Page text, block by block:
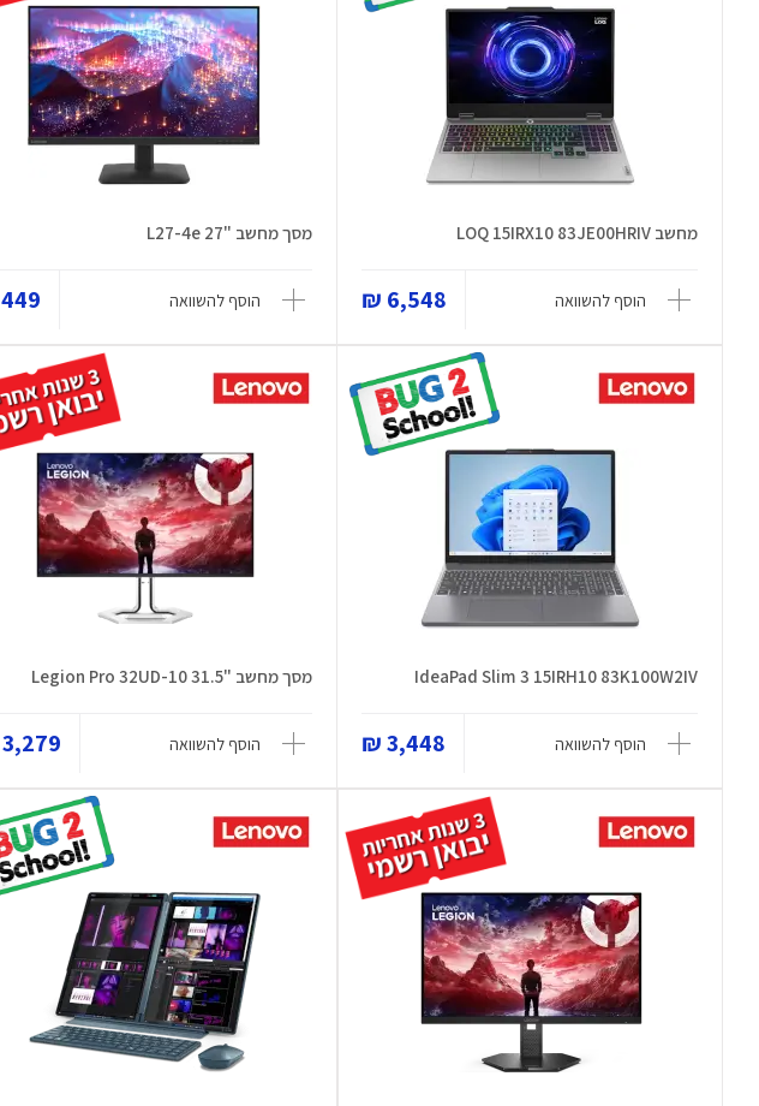
מחשב LOQ 15IRX10 83JE00HRIV
הוסף להשוואה 6,548 ₪
מסך מחשב "27 L27-4e
הוסף להשוואה 449 ₪
IdeaPad Slim 3 15IRH10 83K100W2IV
הוסף להשוואה 3,448 ₪
מסך מחשב "31.5 Legion Pro 32UD-10
הוסף להשוואה 3,279 ₪